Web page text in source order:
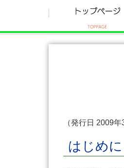
（発行日 2009
はじめに